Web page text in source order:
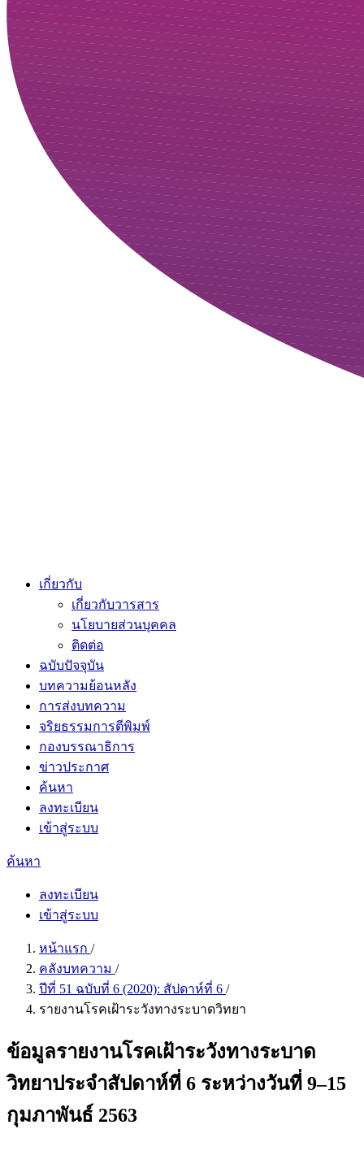
เกี่ยวกับ
เกี่ยวกับวารสาร
นโยบายส่วนบุคคล
ติดต่อ
ฉบับปัจจุบัน
บทความย้อนหลัง
การส่งบทความ
จริยธรรมการตีพิมพ์
กองบรรณาธิการ
ข่าวประกาศ
ค้นหา
ลงทะเบียน
เข้าสู่ระบบ
ค้นหา
ลงทะเบียน
เข้าสู่ระบบ
หน้าแรก /
คลังบทความ /
ปีที่ 51 ฉบับที่ 6 (2020): สัปดาห์ที่ 6 /
รายงานโรคเฝ้าระวังทางระบาดวิทยา
ข้อมูลรายงานโรคเฝ้าระวังทางระบาด
วิทยาประจำสัปดาห์ที่ 6 ระหว่างวันที่ 9–15
กุมภาพันธ์ 2563